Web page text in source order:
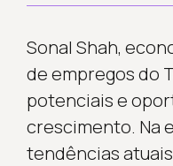
Sonal Shah,
de empregos do
potenciais e
crescimento. Na
tendências